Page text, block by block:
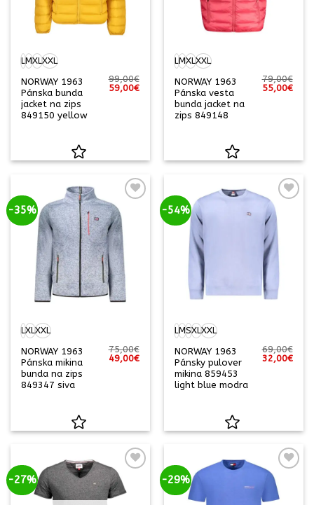
LMXLXXL
NORWAY 1963
Pánska bunda
jacket na zips
849150 yellow
99,00€
Pôvodná
59,00€Aktuálna
LMXLXXL
NORWAY 1963
Pánska vesta
bunda jacket na
zips 849148
79,00€
Pôvodná
55,00€
-35%
LXLXXL
NORWAY 1963
Pánska mikina
bunda na zips
849347 siva
75,00€
Pôvodná
cena
49,00€Aktuálna
-54%
LMSXLXXL
NORWAY 1963
Pánsky pulover
mikina 859453
light blue modra
69,00€
Pôvodná
cena
32,00€
-27% -29%